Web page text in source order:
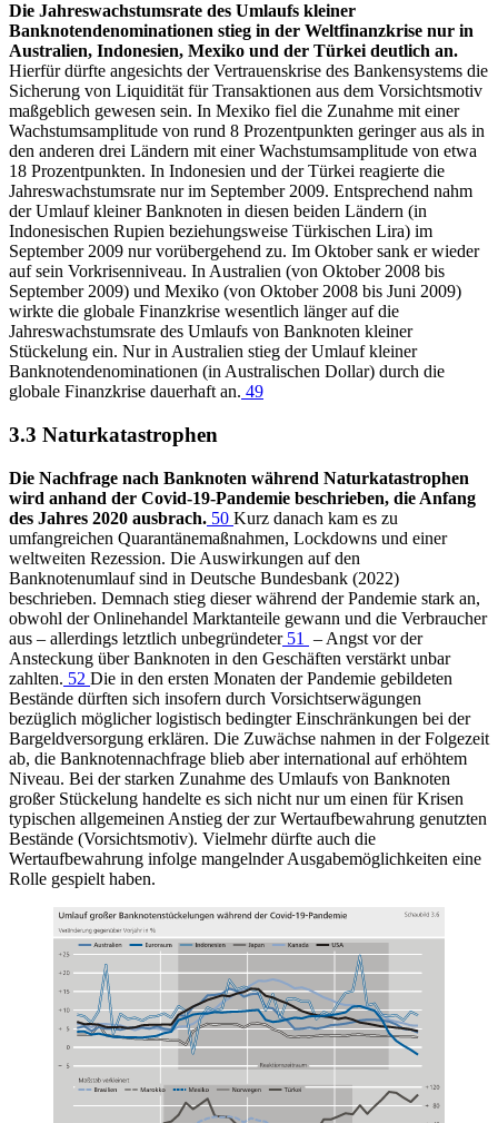
Die Jahreswachstumsrate des Umlaufs kleiner
Banknotendenominationen stieg in der Weltfinanzkrise nur in
Australien, Indonesien, Mexiko und der Türkei deutlich an.
Hierfür dürfte angesichts der Vertrauenskrise des Bankensystems die
Sicherung von Liquidität für Transaktionen aus dem Vorsichtsmotiv
maßgeblich gewesen sein. In Mexiko fiel die Zunahme mit einer
Wachstumsamplitude von rund 8 Prozentpunkten geringer aus als in
den anderen drei Ländern mit einer Wachstumsamplitude von etwa
18 Prozentpunkten. In Indonesien und der Türkei reagierte die
Jahreswachstumsrate nur im September 2009. Entsprechend nahm
der Umlauf kleiner Banknoten in diesen beiden Ländern (in
Indonesischen Rupien beziehungsweise Türkischen Lira) im
September 2009 nur vorübergehend zu. Im Oktober sank er wieder
auf sein Vorkrisenniveau. In Australien (von Oktober 2008 bis
September 2009) und Mexiko (von Oktober 2008 bis Juni 2009)
wirkte die globale Finanzkrise wesentlich länger auf die
Jahreswachstumsrate des Umlaufs von Banknoten kleiner
Stückelung ein. Nur in Australien stieg der Umlauf kleiner
Banknotendenominationen (in Australischen Dollar) durch die
globale Finanzkrise dauerhaft an. 49
3.3 Naturkatastrophen
Die Nachfrage nach Banknoten während Naturkatastrophen
wird anhand der Covid-19-Pandemie beschrieben, die Anfang
des Jahres 2020 ausbrach. 50 Kurz danach kam es zu
umfangreichen Quarantänemaßnahmen, Lockdowns und einer
weltweiten Rezession. Die Auswirkungen auf den
Banknotenumlauf sind in Deutsche Bundesbank (2022)
beschrieben. Demnach stieg dieser während der Pandemie stark an,
obwohl der Onlinehandel Marktanteile gewann und die Verbraucher
aus – allerdings letztlich unbegründeter51
– Angst vor der
Ansteckung über Banknoten in den Geschäften verstärkt unbar
zahlten. 52 Die in den ersten Monaten der Pandemie gebildeten
Bestände dürften sich insofern durch Vorsichtserwägungen
bezüglich möglicher logistisch bedingter Einschränkungen bei der
Bargeldversorgung erklären. Die Zuwächse nahmen in der Folgezeit
ab, die Banknotennachfrage blieb aber international auf erhöhtem
Niveau. Bei der starken Zunahme des Umlaufs von Banknoten
großer Stückelung handelte es sich nicht nur um einen für Krisen
typischen allgemeinen Anstieg der zur Wertaufbewahrung genutzten
Bestände (Vorsichtsmotiv). Vielmehr dürfte auch die
Wertaufbewahrung infolge mangelnder Ausgabemöglichkeiten eine
Rolle gespielt haben.